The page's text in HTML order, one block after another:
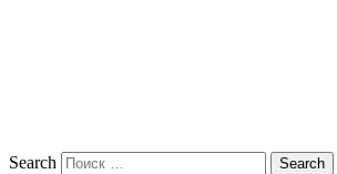
Search